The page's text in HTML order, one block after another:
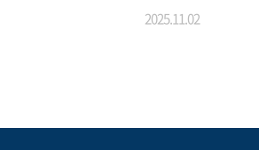
2025.11.02